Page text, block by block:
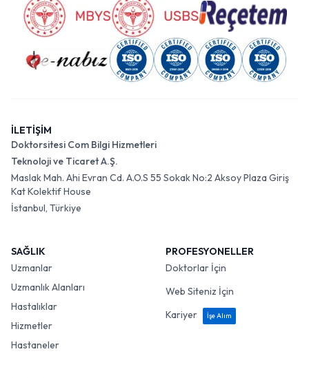
İLETİŞİM
Doktorsitesi Com Bilgi Hizmetleri
Teknoloji ve Ticaret A.Ş.
Maslak Mah. Ahi Evran Cd. A.O.S 55 Sokak No:2 Aksoy Plaza Giriş
Kat Kolektif House
İstanbul, Türkiye
SAĞLIK
Uzmanlar
Uzmanlık Alanları
Hastalıklar
Hizmetler
Hastaneler
PROFESYONELLER
Doktorlar İçin
Web Siteniz İçin
Kariyer
İşe Alım